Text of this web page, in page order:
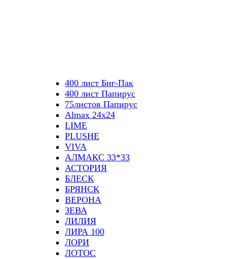
400 лист Биг-Пак
400 лист Папирус
75листов Папирус
Almax 24х24
LIME
PLUSHE
VIVA
АЛМАКС 33*33
АСТОРИЯ
БЛЕСК
БРЯНСК
ВЕРОНА
ЗЕВА
ЛИЛИЯ
ЛИРА 100
ЛОРИ
ЛОТОС